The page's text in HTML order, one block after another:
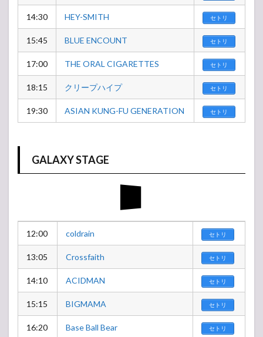
14:30 HEY-SMITH セトリ
15:45 BLUE ENCOUNT セトリ
17:00 THE ORAL CIGARETTES セトリ
18:15 クリープハイプ セトリ
19:30 ASIAN KUNG-FU GENERATION セトリ
GALAXY STAGE
12:00 coldrain セトリ
13:05 Crossfaith セトリ
14:10 ACIDMAN セトリ
15:15 BIGMAMA セトリ
16:20 Base Ball Bear セトリ